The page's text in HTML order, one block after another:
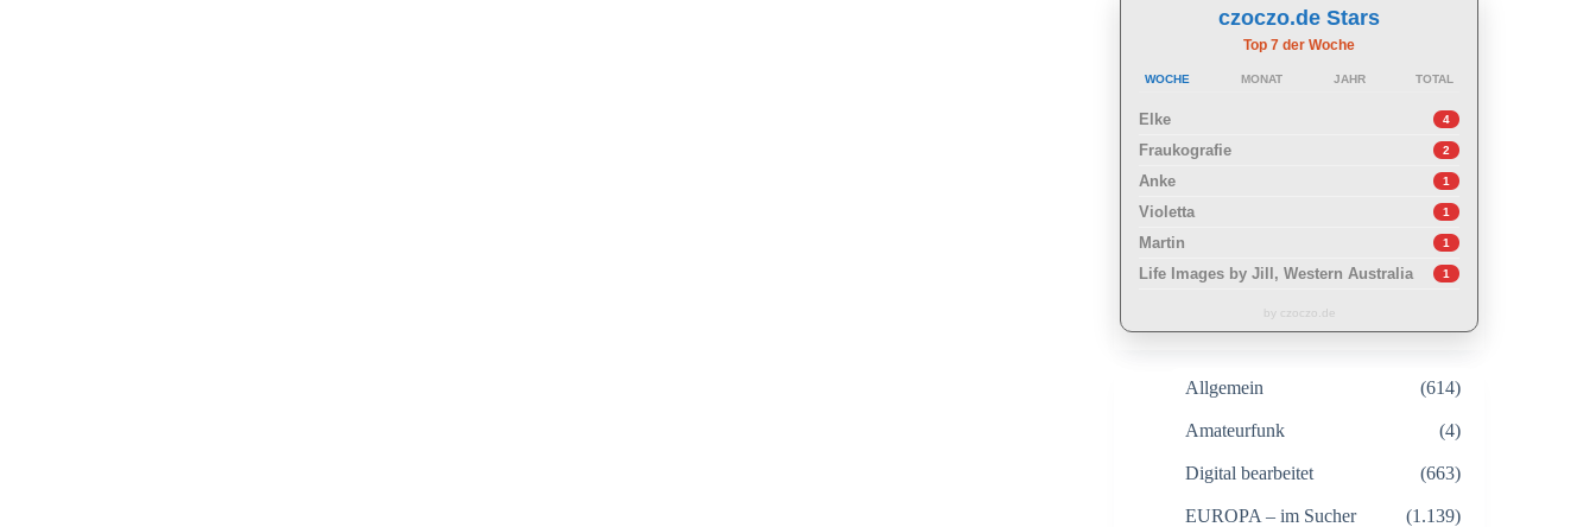
czoczo.de Stars
Top 7 der Woche
WOCHE MONAT JAHR TOTAL
Elke 4
Fraukografie 2
Anke 1
Violetta 1
Martin 1
Life Images by Jill, Western Australia 1
by czoczo.de
Allgemein (614)
Amateurfunk (4)
Digital bearbeitet (663)
EUROPA – im Sucher (1.139)